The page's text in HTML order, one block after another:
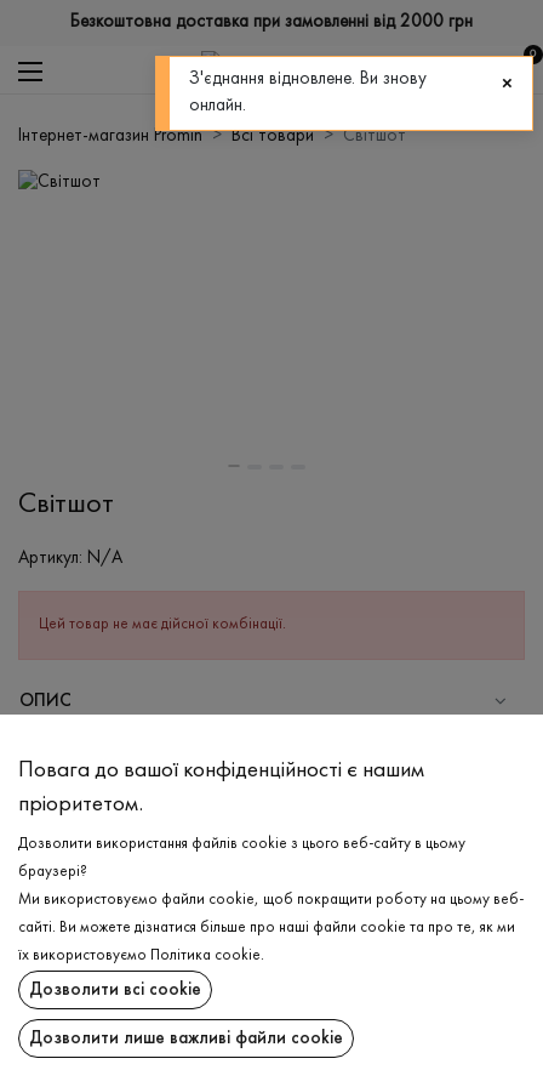
Безкоштовна доставка при замовленні від 2000 грн
0
Інтернет-магазин Promin Всі товари Світшот
Світшот
Артикул: N/A
Цей товар не має дійсної комбінації.
ОПИС
Бавовна - 95%, Еластан - 5%
Прання в холодній воді (до 30 ° C)
Відбілювання заборонено
Прасувати при середній температурі
Щадний віджим і сушка
Щадна хімчистка
ДОСТАВКА
ПОВЕРНЕННЯ
Повага до вашої конфіденційності є нашим
пріоритетом.
Дозволити використання файлів cookie з цього веб-сайту в цьому
браузері?
Ми використовуємо файли cookie, щоб покращити роботу на цьому веб-
сайті. Ви можете дізнатися більше про наші файли cookie та про те, як ми
їх використовуємо
Політика cookie.
Дозволити всі cookie
Дозволити лише важливі файли cookie
З'єднання відновлене. Ви знову
онлайн.